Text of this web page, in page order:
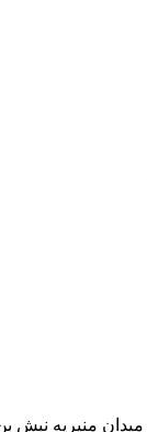
میدان منیریه